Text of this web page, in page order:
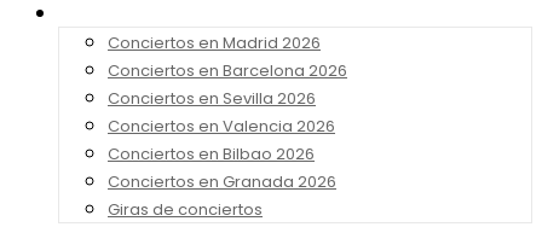
Conciertos en Madrid 2026
Conciertos en Barcelona 2026
Conciertos en Sevilla 2026
Conciertos en Valencia 2026
Conciertos en Bilbao 2026
Conciertos en Granada 2026
Giras de conciertos